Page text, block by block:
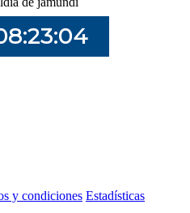
y condiciones Estadísticas